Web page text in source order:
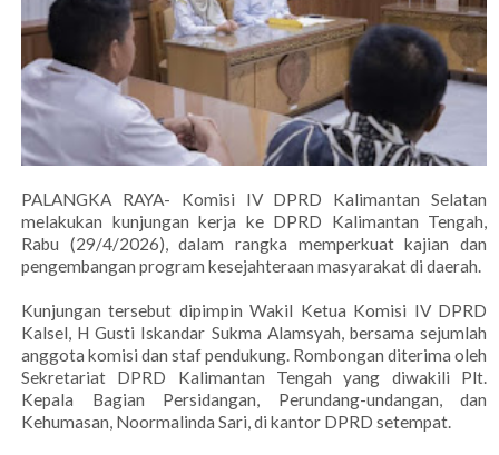
PALANGKA RAYA- Komisi IV DPRD Kalimantan Selatan
melakukan kunjungan kerja ke DPRD Kalimantan Tengah,
Rabu (29/4/2026), dalam rangka memperkuat kajian dan
pengembangan program kesejahteraan masyarakat di daerah.
Kunjungan tersebut dipimpin Wakil Ketua Komisi IV DPRD
Kalsel, H Gusti Iskandar Sukma Alamsyah, bersama sejumlah
anggota komisi dan staf pendukung. Rombongan diterima oleh
Sekretariat DPRD Kalimantan Tengah yang diwakili Plt.
Kepala Bagian Persidangan, Perundang-undangan, dan
Kehumasan, Noormalinda Sari, di kantor DPRD setempat.